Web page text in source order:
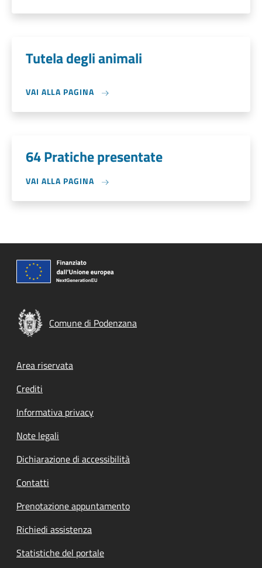
Tutela degli animali
VAI ALLA PAGINA
64 Pratiche presentate
VAI ALLA PAGINA
Comune di Podenzana
Footer menu
Area riservata
Crediti
Informativa privacy
Note legali
Dichiarazione di accessibilità
Contatti
Prenotazione appuntamento
Richiedi assistenza
Statistiche del portale